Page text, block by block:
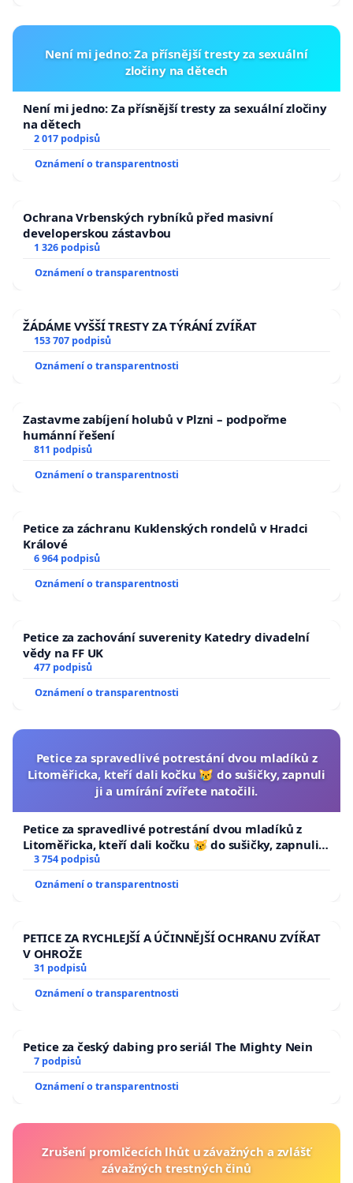
Není mi jedno: Za přísnější tresty za sexuální
zločiny na dětech
Není mi jedno: Za přísnější tresty za sexuální zločiny
na dětech
2 017 podpisů
Oznámení o transparentnosti
Ochrana Vrbenských rybníků před masivní
developerskou zástavbou
1 326 podpisů
Oznámení o transparentnosti
ŽÁDÁME VYŠŠÍ TRESTY ZA TÝRÁNÍ ZVÍŘAT
153 707 podpisů
Oznámení o transparentnosti
Zastavme zabíjení holubů v Plzni – podpořme
humánní řešení
811 podpisů
Oznámení o transparentnosti
Petice za záchranu Kuklenských rondelů v Hradci
Králové
6 964 podpisů
Oznámení o transparentnosti
Petice za zachování suverenity Katedry divadelní
vědy na FF UK
477 podpisů
Oznámení o transparentnosti
Petice za spravedlivé potrestání dvou mladíků z
Litoměřicka, kteří dali kočku 😿 do sušičky, zapnuli
ji a umírání zvířete natočili.
Petice za spravedlivé potrestání dvou mladíků z
Litoměřicka, kteří dali kočku 😿 do sušičky, zapnuli ji
a umírání zvířete natočili.
3 754 podpisů
Oznámení o transparentnosti
PETICE ZA RYCHLEJŠÍ A ÚČINNĚJŠÍ OCHRANU ZVÍŘAT
V OHROŽE
31 podpisů
Oznámení o transparentnosti
Petice za český dabing pro seriál The Mighty Nein
7 podpisů
Oznámení o transparentnosti
Zrušení promlčecích lhůt u závažných a zvlášť
závažných trestných činů